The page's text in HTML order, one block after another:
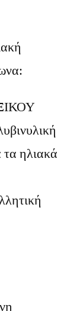
τα ηλιακά